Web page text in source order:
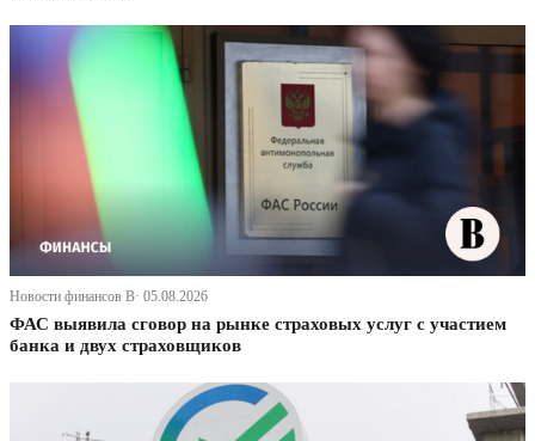
Новости финансов В· 05.08.2026
ФАС выявила сговор на рынке страховых услуг с участием
банка и двух страховщиков